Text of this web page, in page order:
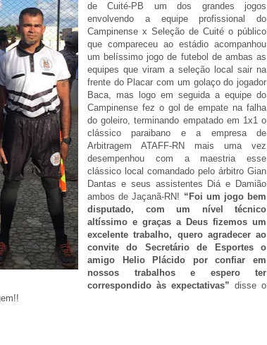
de Cuité-PB um dos grandes jogos
envolvendo a equipe profissional do
Campinense x Seleção de Cuité o público
que compareceu ao estádio acompanhou
um belíssimo jogo de futebol de ambas as
equipes que viram a seleção local sair na
frente do Placar com um golaço do jogador
Baca, mas logo em seguida a equipe do
Campinense fez o gol de empate na falha
do goleiro, terminando empatado em 1x1 o
clássico paraibano e a empresa de
Arbitragem ATAFF-RN mais uma vez
desempenhou com a maestria esse
clássico local comandado pelo árbitro Gian
Dantas e seus assistentes Diá e Damião
ambos de Jaçanã-RN! “Foi um jogo bem
disputado, com um nível técnico
altíssimo e graças a Deus fizemos um
excelente trabalho, quero agradecer ao
convite do Secretário de Esportes o
amigo Helio Plácido por confiar em
nossos trabalhos e espero ter
correspondido às expectativas” disse o